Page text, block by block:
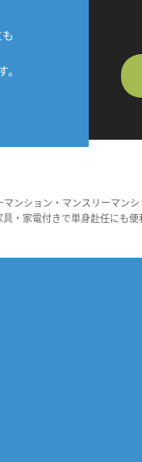
ンション・マンスリーマン
・家電付きで単身赴任にも便